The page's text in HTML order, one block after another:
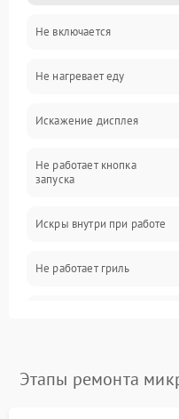
Механика и внутренние
Механические
Питание и запуск
Нагрев и приготовление
Программное
Не включается
Не нагревает еду
Искажение дисплея
Не работает кнопка
запуска
Искры внутри при работе
Не работает гриль
Этапы ремонта